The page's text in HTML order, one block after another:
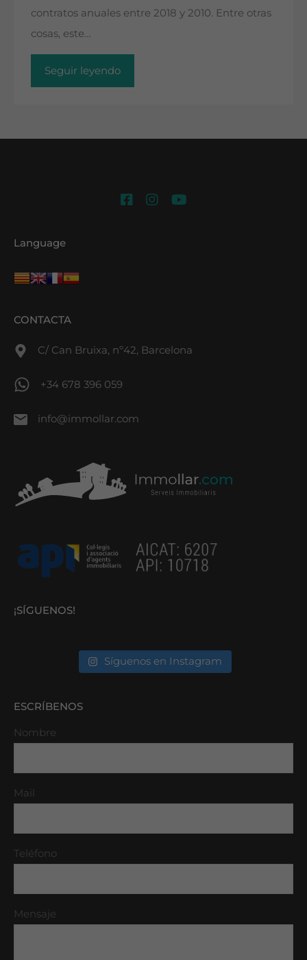
contratos anuales entre 2018 y 2010. Entre otras
cosas, este…
Seguir leyendo
Language
CONTACTA
C/ Can Bruixa, nº42, Barcelona
+34 678 396 059
info@immollar.com
¡SÍGUENOS!
Síguenos en Instagram
ESCRÍBENOS
Nombre
Mail
Teléfono
Mensaje